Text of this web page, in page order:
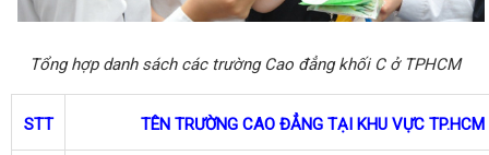
Tổng hợp danh sách các trường Cao đẳng khối C ở TPHCM
STT TÊN TRƯỜNG CAO ĐẲNG TẠI KHU VỰC TP.HCM